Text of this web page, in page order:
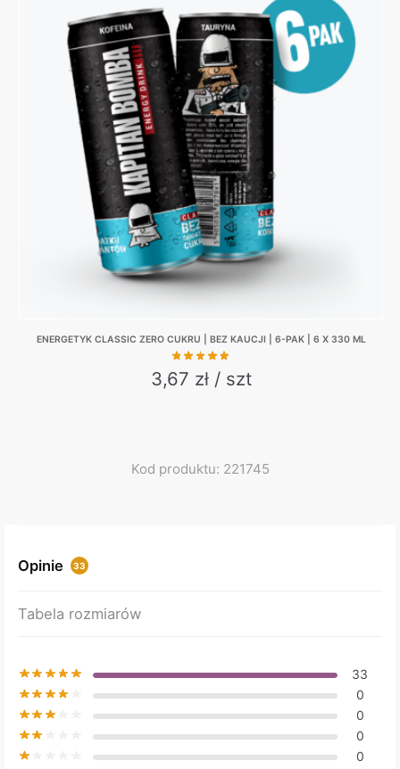
multiple
variants.
The
options
may
be
chosen
on
the
product
page
ENERGETYK CLASSIC ZERO CUKRU | BEZ KAUCJI | 6-PAK | 6 X 330 ML
3,67 zł / szt
Kod produktu: 221745
Opinie 33
Tabela rozmiarów
33
0
0
0
0